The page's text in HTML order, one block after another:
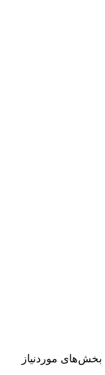
بخش‌های موردنیاز